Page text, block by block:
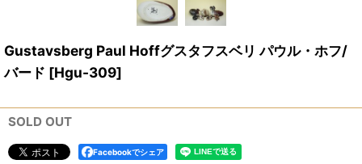
Gustavsberg Paul Hoffグスタフスベリ パウル・ホフ/
バード [Hgu-309]
SOLD OUT
Facebookでシェア